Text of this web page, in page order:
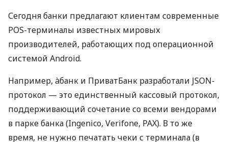
Сегодня банки предлагают клиентам современные
POS-терминалы известных мировых
производителей, работающих под операционной
системой Android.
Например, àбанк и ПриватБанк разработали JSON-
протокол — это единственный кассовый протокол,
поддерживающий сочетание со всеми вендорами
в парке банка (Ingenico, Verifone, PAX). В то же
время, не нужно печатать чеки с терминала (в